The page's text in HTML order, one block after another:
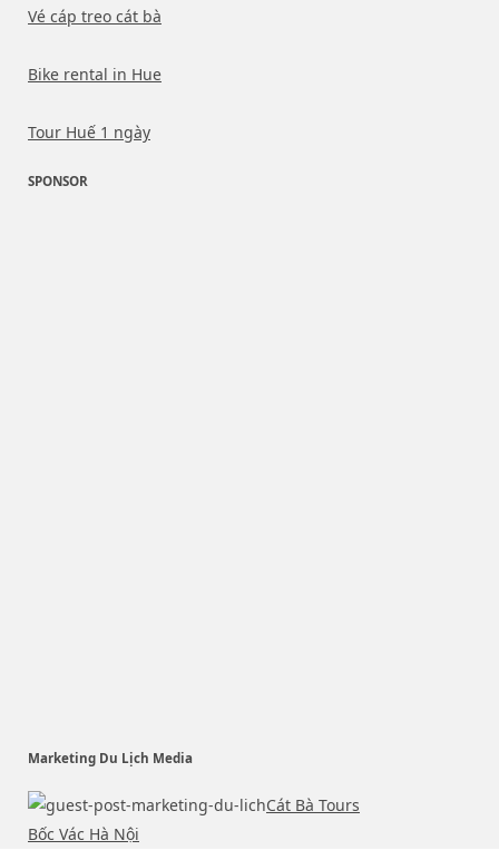
Vé cáp treo cát bà
Bike rental in Hue
Tour Huế 1 ngày
SPONSOR
Marketing Du Lịch Media
Cát Bà Tours
Bốc Vác Hà Nội